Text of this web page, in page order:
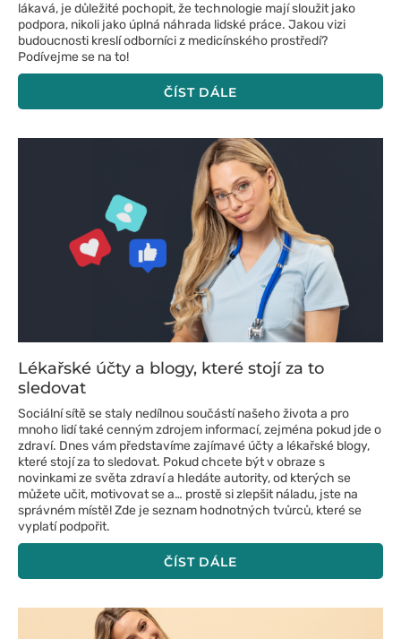
lákavá, je důležité pochopit, že technologie mají sloužit jako
podpora, nikoli jako úplná náhrada lidské práce. Jakou vizi
budoucnosti kreslí odborníci z medicínského prostředí?
Podívejme se na to!
ČÍST DÁLE
Lékařské účty a blogy, které stojí za to
sledovat
Sociální sítě se staly nedílnou součástí našeho života a pro
mnoho lidí také cenným zdrojem informací, zejména pokud jde o
zdraví. Dnes vám představíme zajímavé účty a lékařské blogy,
které stojí za to sledovat. Pokud chcete být v obraze s
novinkami ze světa zdraví a hledáte autority, od kterých se
můžete učit, motivovat se a… prostě si zlepšit náladu, jste na
správném místě! Zde je seznam hodnotných tvůrců, které se
vyplatí podpořit.
ČÍST DÁLE